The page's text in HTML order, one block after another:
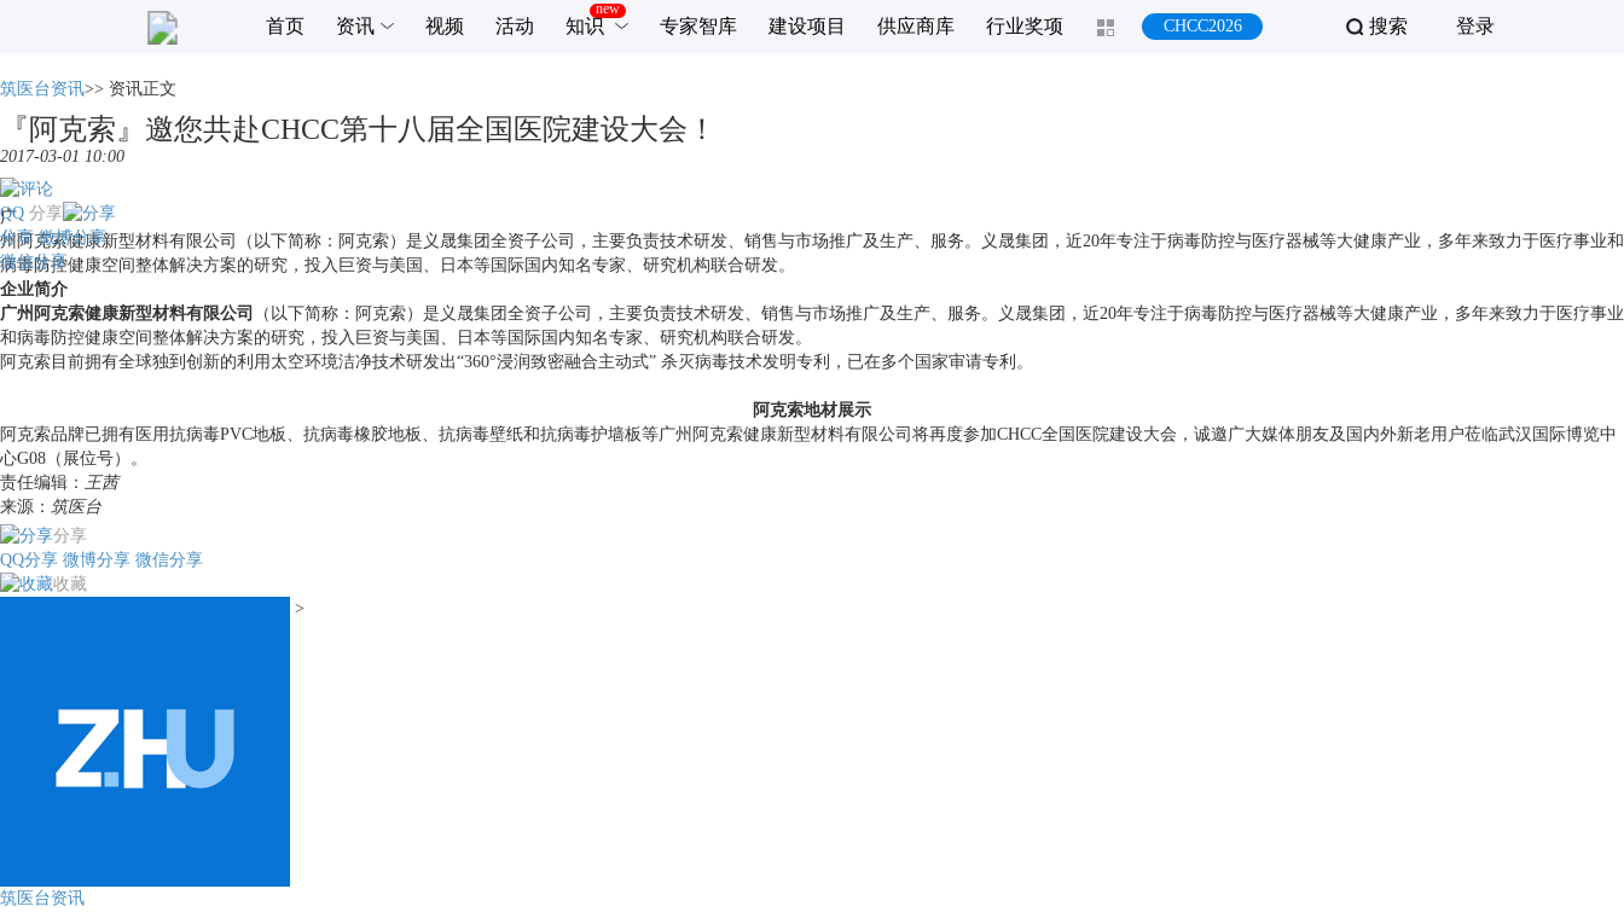
登录
搜索
首页 资讯 视频 活动 知识 专家智库 建设项目 供应商库 行业奖项 CHCC2026
筑医台资讯>> 资讯正文
『阿克索』邀您共赴CHCC第十八届全国医院建设大会！
2017-03-01 10:00
分享
QQ
分享 微博分享
微信分享
广
州阿克索健康新型材料有限公司（以下简称：阿克索）是义晟集团全资子公司，主要负责技术研发、销售与市场推广及生产、服务。义晟集团，近20年专注于病毒防控与医疗器械等大健康产业，多年来致力于医疗事业和
病毒防控健康空间整体解决方案的研究，投入巨资与美国、日本等国际国内知名专家、研究机构联合研发。
企业简介
广州阿克索健康新型材料有限公司
（以下简称：阿克索）是义晟集团全资子公司，主要负责技术研发、销售与市场推广及生产、服务。义晟集团，近20年专注于病毒防控与医疗器械等大健康产业，多年来致力于医疗事业
和病毒防控健康空间整体解决方案的研究，投入巨资与美国、日本等国际国内知名专家、研究机构联合研发。
阿克索目前拥有全球独到创新的利用太空环境洁净技术研发出“360°浸润致密融合主动式” 杀灭病毒技术发明专利，已在多个国家审请专利。
阿克索地材展示
阿克索品牌已拥有医用抗病毒PVC地板、抗病毒橡胶地板、抗病毒壁纸和抗病毒护墙板等广州阿克索健康新型材料有限公司将再度参加CHCC全国医院建设大会，诚邀广大媒体朋友及国内外新老用户莅临武汉国际博览中
心G08（展位号）。
责任编辑： 王茜
来源： 筑医台
分享
QQ分享 微博分享 微信分享
收藏
>
筑医台资讯